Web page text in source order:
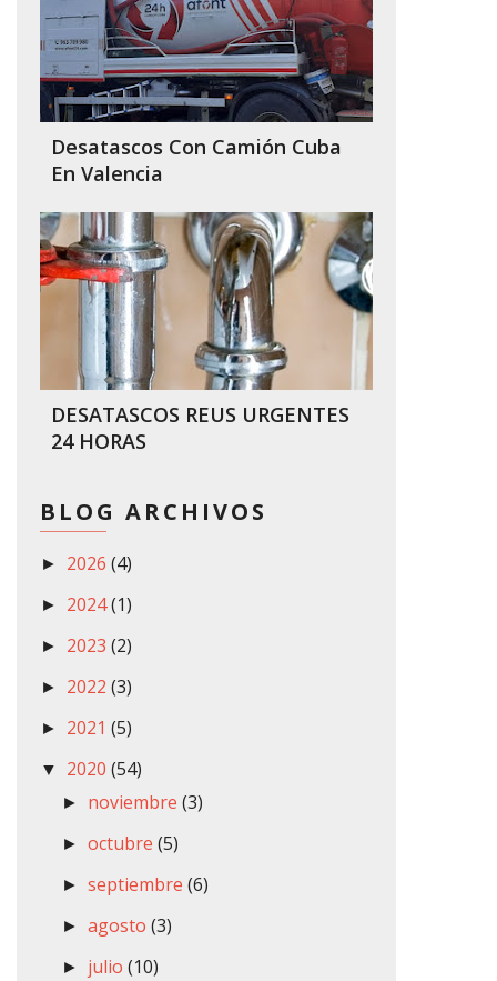
Desatascos Con Camión Cuba
En Valencia
DESATASCOS REUS URGENTES
24 HORAS
BLOG ARCHIVOS
► 2026 (4)
► 2024(1)
► 2023 (2)
► 2022 (3)
► 2021 (5)
▼ 2020 (54)
► noviembre(3)
►octubre(5)
►septiembre(6)
►agosto(3)
► julio(10)